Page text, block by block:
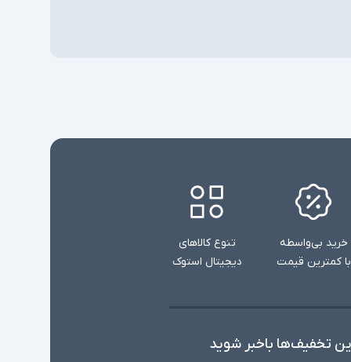
خرید بی‌واسطه
با کمترین قیمت
تنوع کالاهای
دیجیتال استوک
تخفیف‌ها با‌خبر شوید